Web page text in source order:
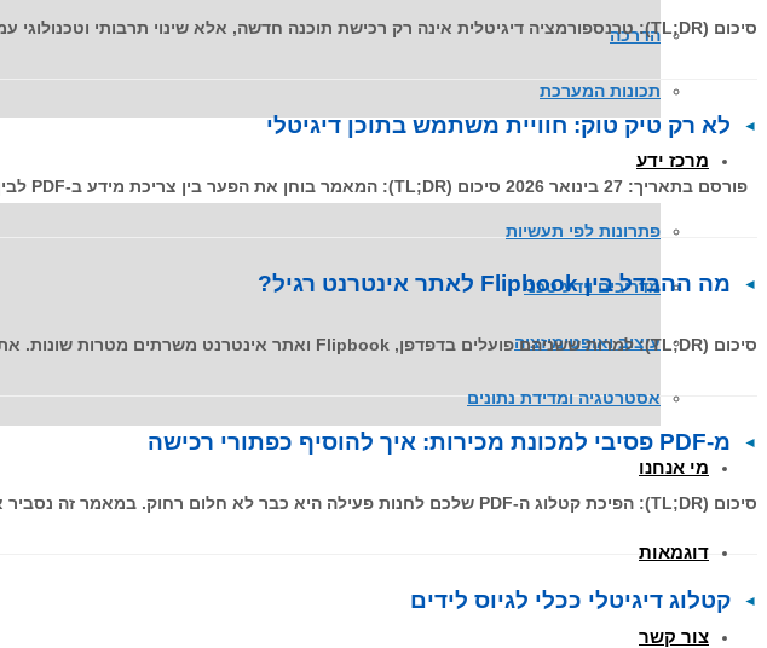
הדרכה
תכונות המערכת
מרכז ידע
פתרונות לפי תעשיות
מדריכים וידע טכני
עיצוב ואופטימיזציה
אסטרטגיה ומדידת נתונים
מי אנחנו
דוגמאות
צור קשר
סיכום (TL;DR): טרנספורמציה דיגיטלית אינה רק רכישת תוכנה חדשה, אלא שינוי תרבותי וטכנולוגי עמוק המציב את הלקוח במרכז. במאמר זה
לא רק טיק טוק: חוויית משתמש בתוכן דיגיטלי
פורסם בתאריך: 27 בינואר 2026 סיכום (TL;DR): המאמר בוחן את הפער בין צריכת מידע ב-PDF לבין הציפיות של דור
מה ההבדל בין Flipbook לאתר אינטרנט רגיל?
סיכום (TL;DR): למרות ששניהם פועלים בדפדפן, Flipbook ואתר אינטרנט משרתים מטרות שונות. אתר אינטרנט הוא מבנה דינמי לחיפוש וניווט, בעוד
מ-PDF פסיבי למכונת מכירות: איך להוסיף כפתורי רכישה
סיכום (TL;DR): הפיכת קטלוג ה-PDF שלכם לחנות פעילה היא כבר לא חלום רחוק. במאמר זה נסביר איך כפתורי רכישה אינטראקטיביים
קטלוג דיגיטלי ככלי לגיוס לידים